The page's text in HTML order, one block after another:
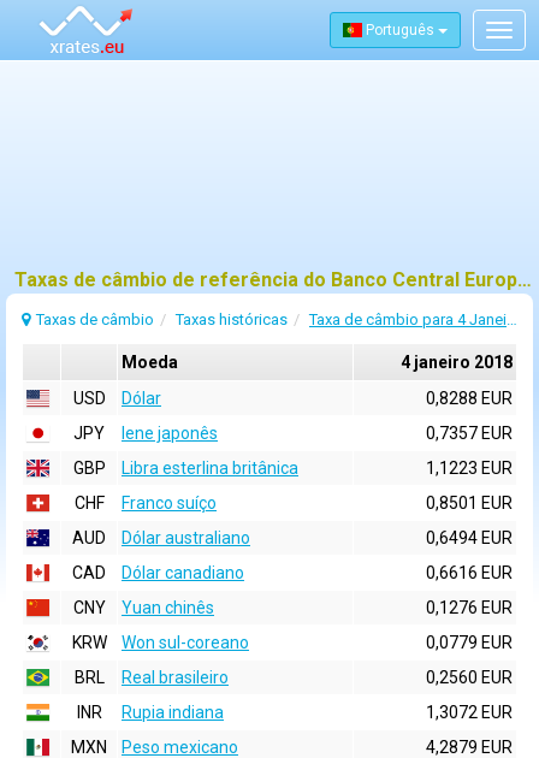
Português
Taxas de câmbio de referência do Banco Central Europeu (BCE) para 4 janeiro 2018
Taxas de câmbio Taxas históricas Taxa de câmbio para 4 Janeiro 2018
Moeda
4 janeiro 2018
USD
Dólar
0,8288 EUR
JPY
Iene japonês
0,7357 EUR
GBP
Libra esterlina britânica
1,1223 EUR
CHF
Franco suíço
0,8501 EUR
AUD
Dólar australiano
0,6494 EUR
CAD
Dólar canadiano
0,6616 EUR
CNY
Yuan chinês
0,1276 EUR
KRW
Won sul-coreano
0,0779 EUR
BRL
Real brasileiro
0,2560 EUR
INR
Rupia indiana
1,3072 EUR
MXN
Peso mexicano
4,2879 EUR